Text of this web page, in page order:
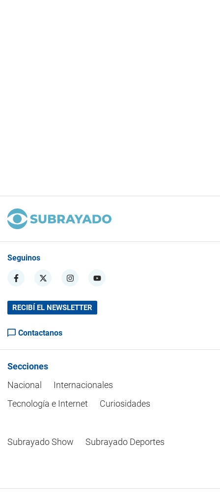
Seguinos
RECIBÍ EL NEWSLETTER
Contactanos
Secciones
Nacional
Internacionales
Tecnología e Internet
Curiosidades
Subrayado Show Subrayado Deportes